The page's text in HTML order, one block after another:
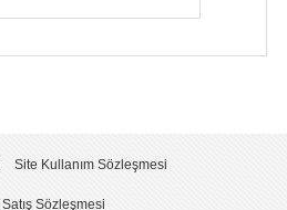
Site Kullanım Sözleşmesi
Sözleşmesi